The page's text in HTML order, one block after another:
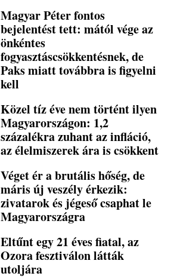
Magyar Péter fontos
bejelentést tett: mától vége az
önkéntes
fogyasztáscsökkentésnek, de
Paks miatt továbbra is figyelni
kell
Közel tíz éve nem történt ilyen
Magyarországon: 1,2
százalékra zuhant az infláció,
az élelmiszerek ára is csökkent
Véget ér a brutális hőség, de
máris új veszély érkezik:
zivatarok és jégeső csaphat le
Magyarországra
Eltűnt egy 21 éves fiatal, az
Ozora fesztiválon látták
utoljára